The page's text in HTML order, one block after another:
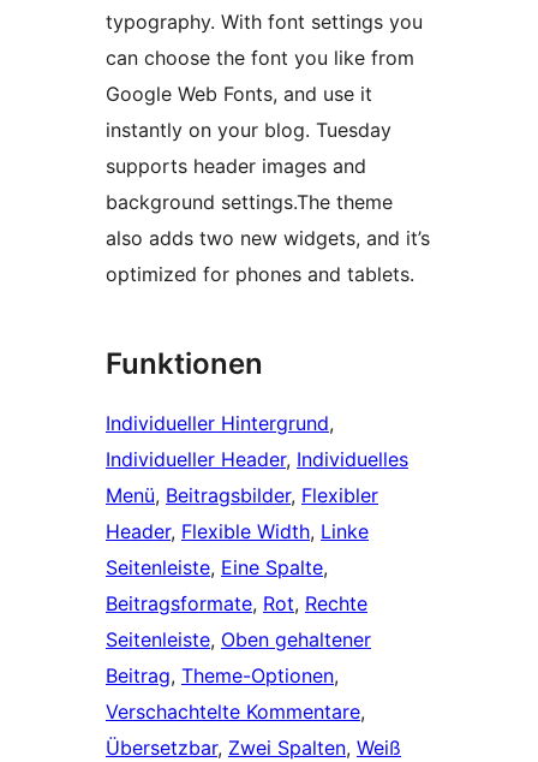
typography. With font settings you
can choose the font you like from
Google Web Fonts, and use it
instantly on your blog. Tuesday
supports header images and
background settings.The theme
also adds two new widgets, and it’s
optimized for phones and tablets.
Funktionen
Individueller Hintergrund
Individueller Header, Individuelles
Menü, Beitragsbilder, Flexibler
Header, Flexible Width, Linke
Seitenleiste, Eine Spalte
Beitragsformate, Rot, Rechte
Seitenleiste, Oben gehaltener
Beitrag, Theme-Optionen
Verschachtelte Kommentare
Übersetzbar, Zwei Spalten, Weiß